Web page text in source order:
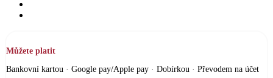
Můžete platit
Bankovní kartou · Google pay/Apple pay · Dobírkou · Převodem na účet